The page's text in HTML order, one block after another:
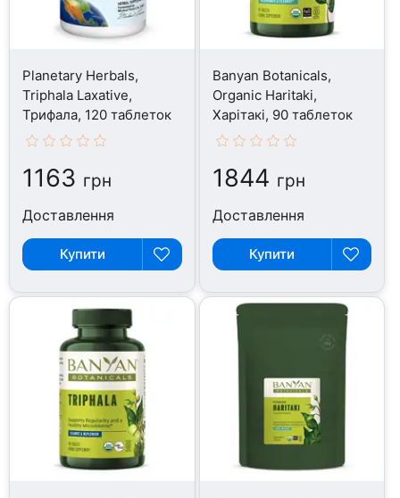
Planetary Herbals,
Triphala Laxative,
Трифала, 120 таблеток
1163 грн
Доставлення
Купити
Banyan Botanicals,
Organic Haritaki,
Харітакі, 90 таблеток
1844 грн
Доставлення
Купити